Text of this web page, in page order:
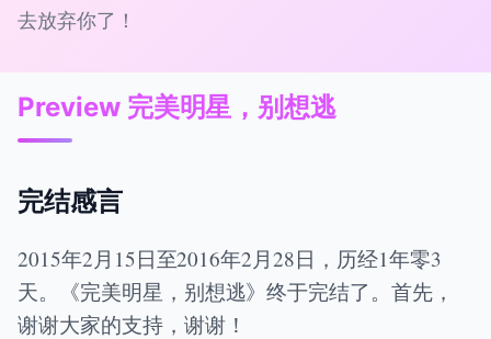
去放弃你了！
Preview 完美明星，别想逃
完结感言
2015年2月15日至2016年2月28日，历经1年零3
天。《完美明星，别想逃》终于完结了。首先，
谢谢大家的支持，谢谢！